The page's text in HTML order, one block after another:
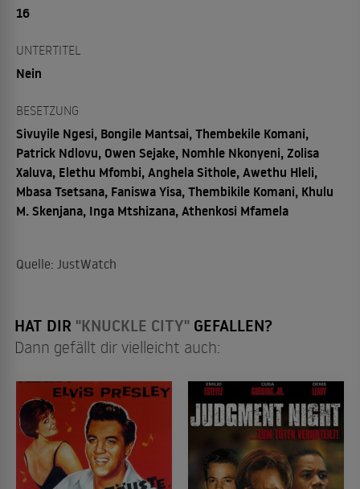
16
UNTERTITEL
Nein
BESETZUNG
Sivuyile Ngesi, Bongile Mantsai, Thembekile Komani,
Patrick Ndlovu, Owen Sejake, Nomhle Nkonyeni, Zolisa
Xaluva, Elethu Mfombi, Anghela Sithole, Awethu Hleli,
Mbasa Tsetsana, Faniswa Yisa, Thembikile Komani, Khulu
M. Skenjana, Inga Mtshizana, Athenkosi Mfamela
Quelle: JustWatch
HAT DIR "KNUCKLE CITY" GEFALLEN?
Dann gefällt dir vielleicht auch: